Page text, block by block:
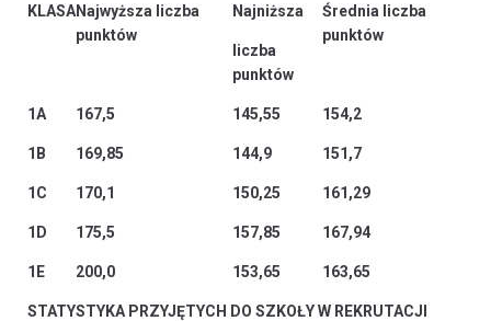
KLASANajwyższa liczba
punktów
Najniższa
liczba
punktów
Średnia liczba
punktów
1A 167,5 145,55 154,2
1B 169,85 144,9 151,7
1C 170,1 150,25 161,29
1D 175,5 157,85 167,94
1E 200,0 153,65 163,65
STATYSTYKA PRZYJĘTYCH DO SZKOŁY W REKRUTACJI